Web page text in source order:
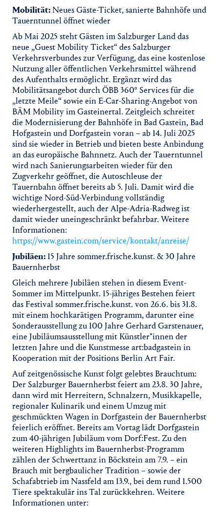
Mobilität: Neues Gäste-Ticket, sanierte Bahnhöfe und
Tauerntunnel öffnet wieder
Ab Mai 2025 steht Gästen im Salzburger Land das
neue „Guest Mobility Ticket“ des Salzburger
Verkehrsverbundes zur Verfügung, das eine kostenlose
Nutzung aller öffentlichen Verkehrsmittel während
des Aufenthalts ermöglicht. Ergänzt wird das
Mobilitätsangebot durch ÖBB 360° Services für die
„letzte Meile“ sowie ein E-Car-Sharing-Angebot von
BÄM Mobility im Gasteinertal. Zeitgleich schreitet
die Modernisierung der Bahnhöfe in Bad Gastein, Bad
Hofgastein und Dorfgastein voran – ab 14. Juli 2025
sind sie wieder in Betrieb und bieten beste Anbindung
an das europäische Bahnnetz. Auch der Tauerntunnel
wird nach Sanierungsarbeiten wieder für den
Zugverkehr geöffnet, die Autoschleuse der
Tauernbahn öffnet bereits ab 5. Juli. Damit wird die
wichtige Nord-Süd-Verbindung vollständig
wiederhergestellt, auch der Alpe-Adria-Radweg ist
damit wieder uneingeschränkt befahrbar. Weitere
Informationen:
https://www.gastein.com/service/kontakt/anreise/
Jubiläen: 15 Jahre sommer.frische.kunst. & 30 Jahre
Bauernherbst
Gleich mehrere Jubiläen stehen in diesem Event-
Sommer im Mittelpunkt. 15-jähriges Bestehen feiert
das Festival sommer.frische.kunst. von 26.6. bis 31.8.
mit einem hochkarätigen Programm, darunter eine
Sonderausstellung zu 100 Jahre Gerhard Garstenauer,
eine Jubiläumsausstellung mit Künstler*innen der
letzten Jahre und die Kunstmesse art:badgastein in
Kooperation mit der Positions Berlin Art Fair.
Auf zeitgenössische Kunst folgt gelebtes Brauchtum:
Der Salzburger Bauernherbst feiert am 23.8. 30 Jahre,
dann wird mit Herreitern, Schnalzern, Musikkapelle,
regionaler Kulinarik und einem Umzug mit
geschmückten Wagen in Dorfgastein der Bauernherbst
feierlich eröffnet. Bereits am Vortag lädt Dorfgastein
zum 40-jährigen Jubiläum vom Dorf:Fest. Zu den
weiteren Highlights im Bauernherbst-Programm
zählen der Schwerttanz in Böckstein am 7.9. – ein
Brauch mit bergbaulicher Tradition – sowie der
Schafabtrieb im Nassfeld am 13.9., bei dem rund 1.500
Tiere spektakulär ins Tal zurückkehren. Weitere
Informationen unter: